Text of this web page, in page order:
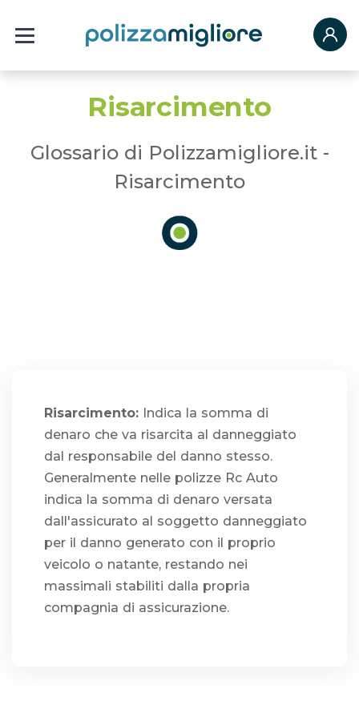
Risarcimento
Glossario di Polizzamigliore.it -
Risarcimento
Risarcimento: Indica la somma di
denaro che va risarcita al danneggiato
dal responsabile del danno stesso.
Generalmente nelle polizze Rc Auto
indica la somma di denaro versata
dall'assicurato al soggetto danneggiato
per il danno generato con il proprio
veicolo o natante, restando nei
massimali stabiliti dalla propria
compagnia di assicurazione.